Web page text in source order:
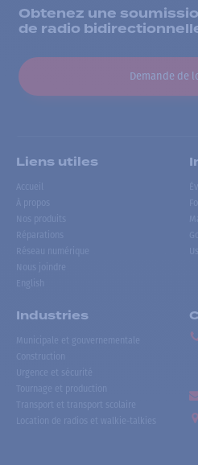
Obtenez une
de radio
Demande de
Liens utiles
Accueil
À propos
Nos produits
Réparations
Réseau numérique
Nous joindre
English
Industries
Municipale et gouvernementale
Construction
Urgence et sécurité
Tournage et production
Transport et transport scolaire
Location de radios et walkie-talkies